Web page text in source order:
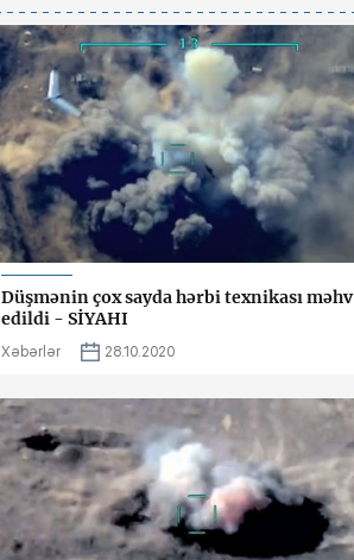
Düşmənin çox sayda hərbi texnikası məhv
edildi - SİYAHI
Xəbərlər 28.10.2020